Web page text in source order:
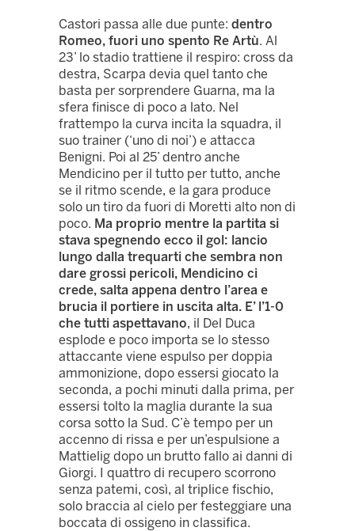
Castori passa alle due punte: dentro
Romeo, fuori uno spento Re Artù. Al
23’ lo stadio trattiene il respiro: cross da
destra, Scarpa devia quel tanto che
basta per sorprendere Guarna, ma la
sfera finisce di poco a lato. Nel
frattempo la curva incita la squadra, il
suo trainer (‘uno di noi’) e attacca
Benigni. Poi al 25’ dentro anche
Mendicino per il tutto per tutto, anche
se il ritmo scende, e la gara produce
solo un tiro da fuori di Moretti alto non di
poco. Ma proprio mentre la partita si
stava spegnendo ecco il gol: lancio
lungo dalla trequarti che sembra non
dare grossi pericoli, Mendicino ci
crede, salta appena dentro l’area e
brucia il portiere in uscita alta. E’ l’1-0
che tutti aspettavano, il Del Duca
esplode e poco importa se lo stesso
attaccante viene espulso per doppia
ammonizione, dopo essersi giocato la
seconda, a pochi minuti dalla prima, per
essersi tolto la maglia durante la sua
corsa sotto la Sud. C’è tempo per un
accenno di rissa e per un’espulsione a
Mattielig dopo un brutto fallo ai danni di
Giorgi. I quattro di recupero scorrono
senza patemi, così, al triplice fischio,
solo braccia al cielo per festeggiare una
boccata di ossigeno in classifica.